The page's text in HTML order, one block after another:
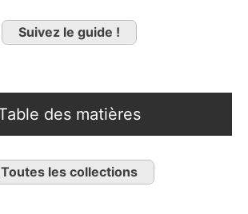
Suivez le guide !
des matières
Toutes les collections